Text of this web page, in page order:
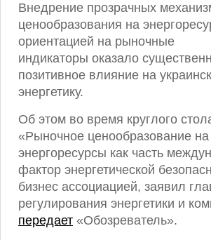
Внедрение прозрачных
ценообразования на
ориентацией на рыночные
индикаторы оказало
позитивное влияние на
энергетику.
Об этом во время круглого
«Рыночное ценообразование на
энергоресурсы как часть
фактор энергетической
бизнес ассоциацией, заявил
регулирования энергетики и
передает «Обозреватель».